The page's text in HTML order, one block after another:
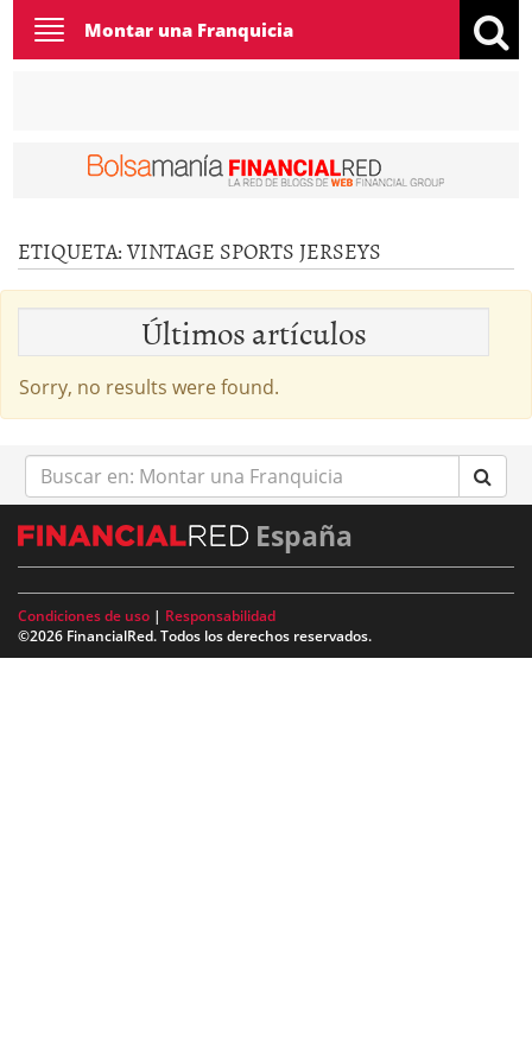
Toggle
navigation
Montar una Franquicia
ETIQUETA:VINTAGE SPORTS JERSEYS
Últimos artículos
Sorry, no results were found.
Buscar
en:
España
Condiciones de uso | Responsabilidad
©2026 FinancialRed. Todos los derechos reservados.